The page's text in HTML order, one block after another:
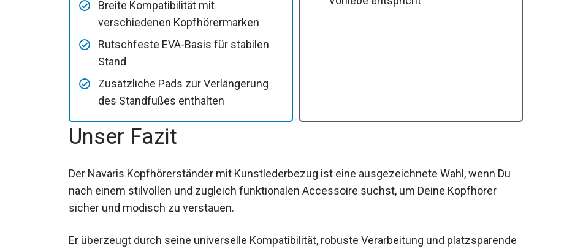
Breite Kompatibilität mit
verschiedenen Kopfhörermarken
Rutschfeste EVA-Basis für stabilen
Stand
Zusätzliche Pads zur Verlängerung
des Standfußes enthalten
Unser Fazit
Der Navaris Kopfhörerständer mit Kunstlederbezug ist eine ausgezeichnete Wahl, wenn Du
nach einem stilvollen und zugleich funktionalen Accessoire suchst, um Deine Kopfhörer
sicher und modisch zu verstauen.
Er überzeugt durch seine universelle Kompatibilität, robuste Verarbeitung und platzsparende